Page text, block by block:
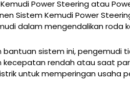
Power Steering atau
Sistem Kemudi Power
dalam mengendalikan roda
bantuan sistem ini, pengemudi
kecepatan rendah atau saat
untuk memperingan usaha